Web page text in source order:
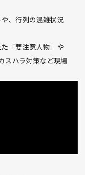
、行列の混雑状況
「要注意人物」や
スハラ対策など現場